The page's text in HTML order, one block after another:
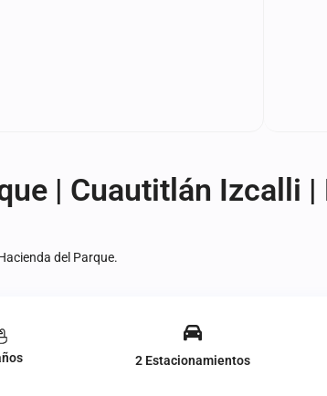
| Cuautitlán Izcalli |
del Parque.
2 Estacionamientos